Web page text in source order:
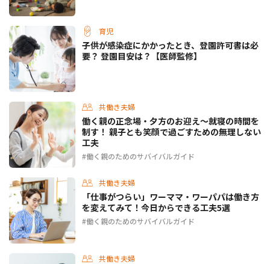
育児
子供が感染症にかかったとき、登園許可書は必
要？ 登園目安は？【医師監修】
共働き夫婦
働く親の正念場・夕方のお迎え～就寝の時間を
制す！ 親子とも笑顔で過ごすための無理しない
工夫
働く親のためのサバイバルガイド
共働き夫婦
「仕事がつらい」ワーママ・ワーパパは働き方
を変えてみて！今日からできる工夫5選
働く親のためのサバイバルガイド
共働き夫婦